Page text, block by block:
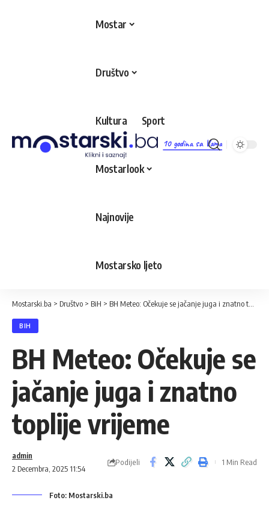
10 godina sa Vama
Mostar
Društvo
Kultura Sport
Mostarlook
Najnovije
Mostarsko ljeto
Mostarski.ba > Društvo > BiH > BH Meteo: Očekuje se jačanje juga i znatno toplije vrijeme
BIH
BH Meteo: Očekuje se
jačanje juga i znatno
toplije vrijeme
2 Decembra, 2025 11:54
admin
Podijeli 1 Min Read
Foto: Mostarski.ba